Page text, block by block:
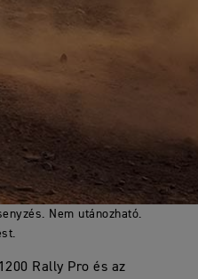
Nem utánozható.
Rally Pro és az